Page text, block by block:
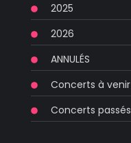
2025
2026
ANNULÉS
Concerts à venir
Concerts passés